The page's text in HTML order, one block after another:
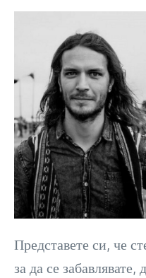
Представете си, че
за да се